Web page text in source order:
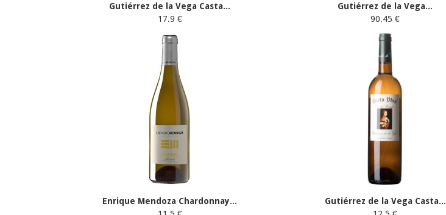
Gutiérrez de la Vega Casta...
17.9 €
Gutiérrez de la Vega...
90.45 €
Enrique Mendoza Chardonnay...
Gutiérrez de la Vega Casta...